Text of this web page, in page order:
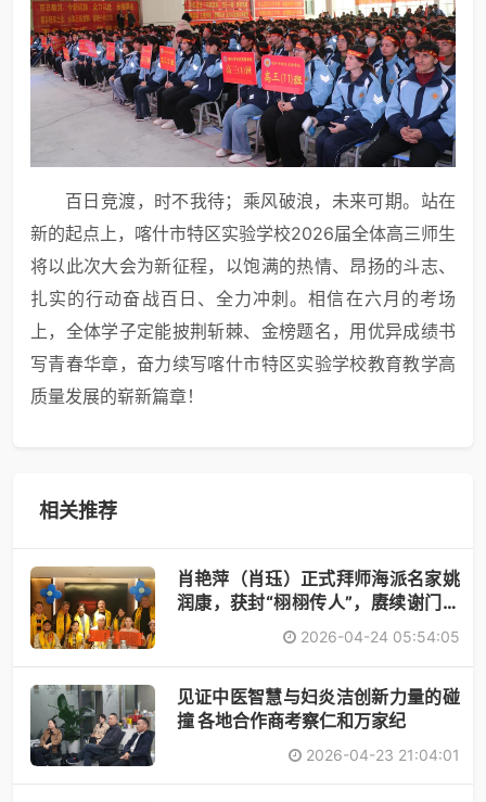
百日竞渡，时不我待；乘风破浪，未来可期。站在
新的起点上，喀什市特区实验学校2026届全体高三师生
将以此次大会为新征程，以饱满的热情、昂扬的斗志、
扎实的行动奋战百日、全力冲刺。相信在六月的考场
上，全体学子定能披荆斩棘、金榜题名，用优异成绩书
写青春华章，奋力续写喀什市特区实验学校教育教学高
质量发展的崭新篇章！
相关推荐
肖艳萍（肖珏）正式拜师海派名家姚
润康，获封“栩栩传人”，赓续谢门艺
2026-04-24 05:54:05
见证中医智慧与妇炎洁创新力量的碰
撞 各地合作商考察仁和万家纪
2026-04-23 21:04:01